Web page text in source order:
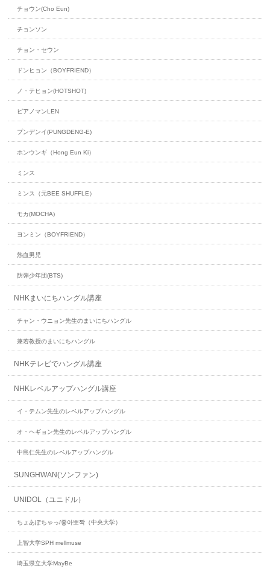
チョウン(Cho Eun)
チョンソン
チョン・セウン
ドンヒョン（BOYFRIEND）
ノ・テヒョン(HOTSHOT)
ピアノマンLEN
プンデンイ(PUNGDENG-E)
ホンウンギ（Hong Eun Ki）
ミンス
ミンス（元BEE SHUFFLE）
モカ(MOCHA)
ヨンミン（BOYFRIEND）
熱血男児
防弾少年団(BTS)
NHKまいにちハングル講座
チャン・ウニョン先生のまいにちハングル
兼若教授のまいにちハングル
NHKテレビでハングル講座
NHKレベルアップハングル講座
イ・テムン先生のレベルアップハングル
オ・ヘギョン先生のレベルアップハングル
中島仁先生のレベルアップハングル
SUNGHWAN(ソンファン)
UNIDOL（ユニドル）
ちょあぽちゃっ/좋아뽀짝（中央大学）
上智大学SPH mellmuse
埼玉県立大学MayBe